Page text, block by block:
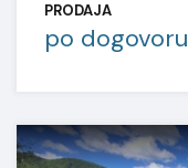
PRODAJA
po dogovoru